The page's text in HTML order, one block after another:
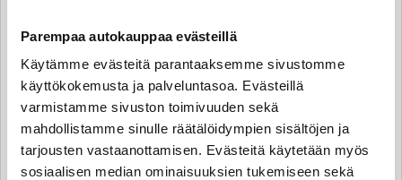
Parempaa autokauppaa evästeillä
Käytämme evästeitä parantaaksemme sivustomme
käyttökokemusta ja palveluntasoa. Evästeillä
varmistamme sivuston toimivuuden sekä
mahdollistamme sinulle räätälöidympien sisältöjen ja
tarjousten vastaanottamisen. Evästeitä käytetään myös
sosiaalisen median ominaisuuksien tukemiseen sekä
Automyyjä FI
anton.hyytinen@rintajouppi.fi
040 711 6183